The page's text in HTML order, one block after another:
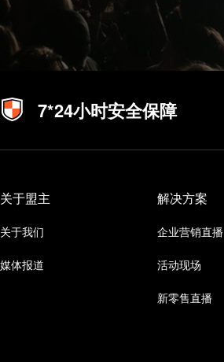
7*24小时安全保障
关于盟主
关于我们
媒体报道
解决方案
企业营销直播
活动现场
新零售直播